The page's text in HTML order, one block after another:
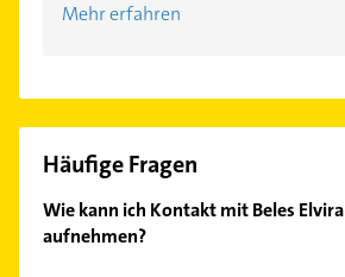
Mehr erfahren
Häufige Fragen
Wie kann ich Kontakt mit Beles Elvira
aufnehmen?